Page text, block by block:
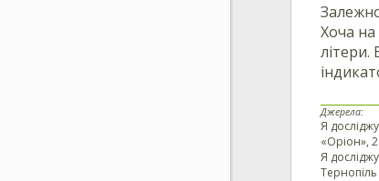
Хоча на
Джерела:
Я
«Оріон»,
Я